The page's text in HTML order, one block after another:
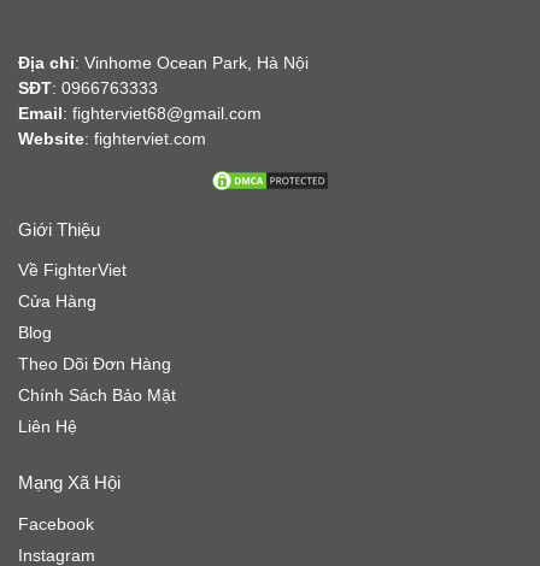
Địa chỉ: Vinhome Ocean Park, Hà Nội
SĐT: 0966763333
Email: fighterviet68@gmail.com
Website: fighterviet.com
Giới Thiệu
Về FighterViet
Cửa Hàng
Blog
Theo Dõi Đơn Hàng
Chính Sách Bảo Mật
Liên Hệ
Mạng Xã Hội
Facebook
Instagram